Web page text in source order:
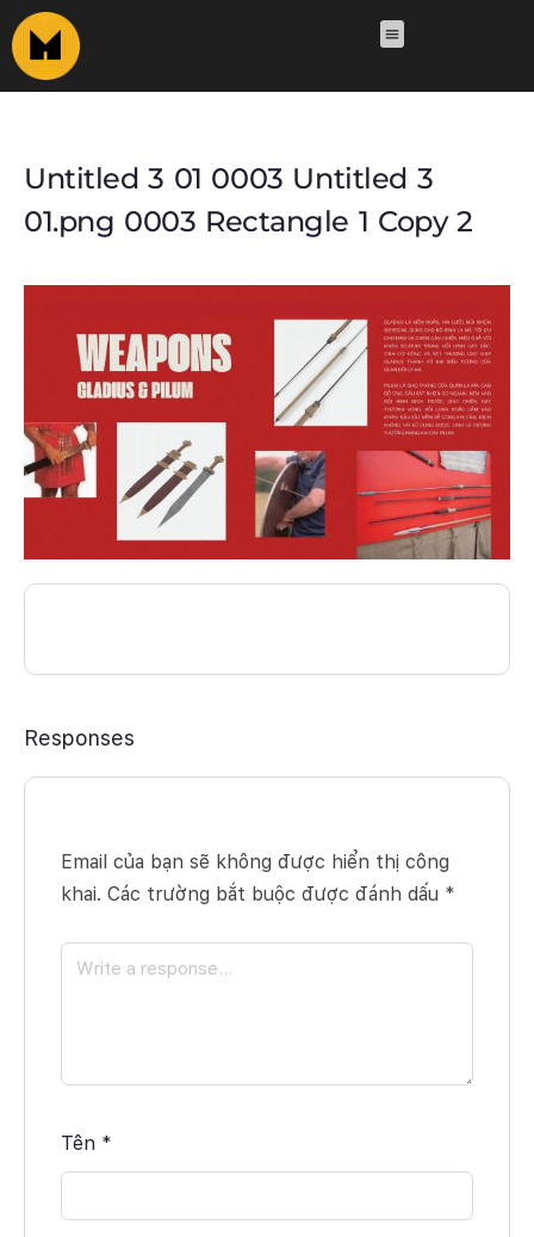
Untitled 3 01 0003 Untitled 3
01.png 0003 Rectangle 1 Copy 2
Responses
Email của bạn sẽ không được hiển thị công
khai. Các trường bắt buộc được đánh dấu *
Tên *